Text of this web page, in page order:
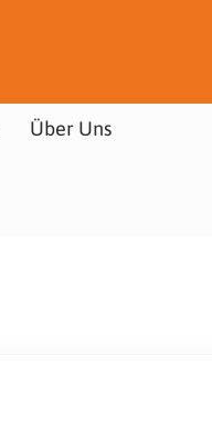
Über Uns